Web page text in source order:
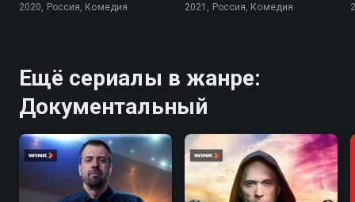
2020, Россия, Комедия 2021, Россия, Комедия
Ещё сериалы в жанре:
Документальный